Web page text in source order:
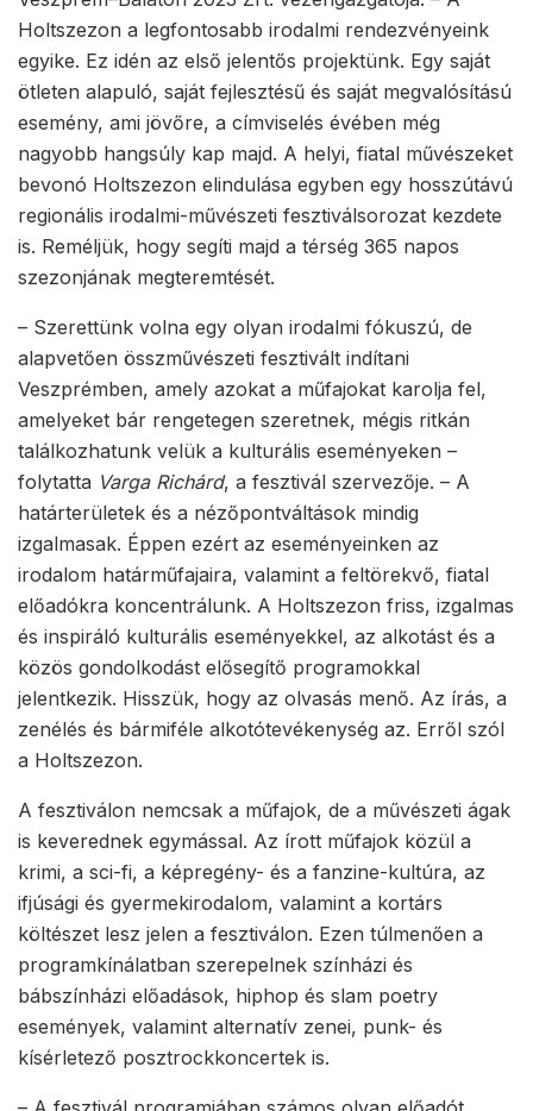
Holtszezon a legfontosabb irodalmi rendezvényeink
egyike. Ez idén az első jelentős projektünk. Egy saját
ötleten alapuló, saját fejlesztésű és saját megvalósítású
esemény, ami jövőre, a címviselés évében még
nagyobb hangsúly kap majd. A helyi, fiatal művészeket
bevonó Holtszezon elindulása egyben egy hosszútávú
regionális irodalmi-művészeti fesztiválsorozat kezdete
is. Reméljük, hogy segíti majd a térség 365 napos
szezonjának megteremtését.
– Szerettünk volna egy olyan irodalmi fókuszú, de
alapvetően összművészeti fesztivált indítani
Veszprémben, amely azokat a műfajokat karolja fel,
amelyeket bár rengetegen szeretnek, mégis ritkán
találkozhatunk velük a kulturális eseményeken –
folytatta Varga Richárd, a fesztivál szervezője. – A
határterületek és a nézőpontváltások mindig
izgalmasak. Éppen ezért az eseményeinken az
irodalom határműfajaira, valamint a feltörekvő, fiatal
előadókra koncentrálunk. A Holtszezon friss, izgalmas
és inspiráló kulturális eseményekkel, az alkotást és a
közös gondolkodást elősegítő programokkal
jelentkezik. Hisszük, hogy az olvasás menő. Az írás, a
zenélés és bármiféle alkotótevékenység az. Erről szól
a Holtszezon.
A fesztiválon nemcsak a műfajok, de a művészeti ágak
is keverednek egymással. Az írott műfajok közül a
krimi, a sci-fi, a képregény- és a fanzine-kultúra, az
ifjúsági és gyermekirodalom, valamint a kortárs
költészet lesz jelen a fesztiválon. Ezen túlmenően a
programkínálatban szerepelnek színházi és
bábszínházi előadások, hiphop és slam poetry
események, valamint alternatív zenei, punk- és
kísérletező posztrockkoncertek is.